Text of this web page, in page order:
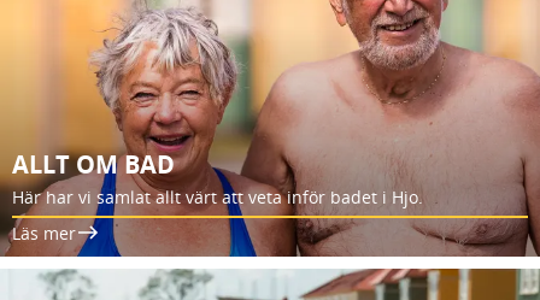
ALLT OM BAD
Här har vi samlat allt värt att veta inför badet i Hjo.
Läs mer